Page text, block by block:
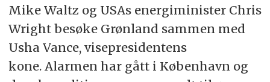
Mike Waltz og USAs energiminister Chris
Wright besøke Grønland sammen med
Usha Vance, visepresidentens
kone. Alarmen har gått i København og